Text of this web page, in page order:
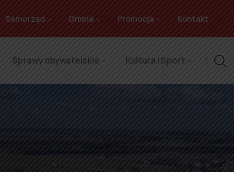
Samorząd Gmina Promocja Kontakt
Sprawy obywatelskie Kultura i Sport